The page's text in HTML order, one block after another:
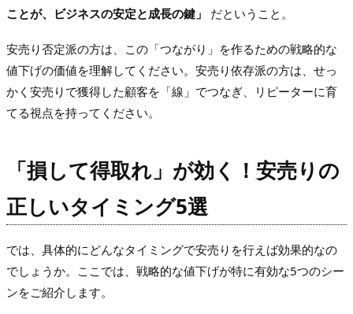
ことが、ビジネスの安定と成長の鍵」
だということ。
安売り否定派の方は、この「つながり」を作るための戦略的な
値下げの価値を理解してください。安売り依存派の方は、せっ
かく安売りで獲得した顧客を「線」でつなぎ、リピーターに育
てる視点を持ってください。
「損して得取れ」が効く！安売りの
正しいタイミング5選
では、具体的にどんなタイミングで安売りを行えば効果的なの
でしょうか。ここでは、戦略的な値下げが特に有効な5つのシー
ンをご紹介します。